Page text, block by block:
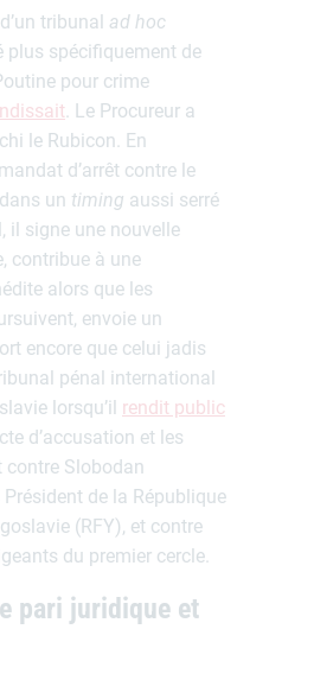
tribunal ad hoc
plus spécifiquement de
pour crime
. Le Procureur a
le Rubicon. En
d’arrêt contre le
un timing aussi serré
il signe une nouvelle
contribue à une
alors que les
envoie un
encore que celui jadis
pénal international
lorsqu’il rendit public
d’accusation et les
contre Slobodan
de la République
(RFY), et contre
du premier cercle.
pari juridique et